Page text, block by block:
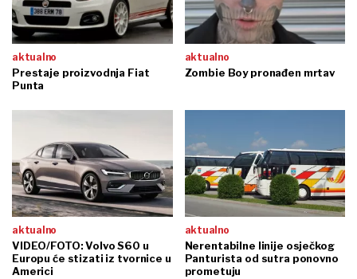
aktualno
Prestaje proizvodnja Fiat
Punta
aktualno
Zombie Boy pronađen mrtav
aktualno
VIDEO/FOTO: Volvo S60 u
Europu će stizati iz tvornice u
Americi
aktualno
Nerentabilne linije osječkog
Panturista od sutra ponovno
prometuju